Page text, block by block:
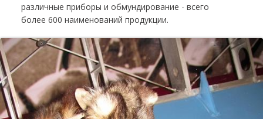
различные приборы и обмундирование - всего
более 600 наименований продукции.